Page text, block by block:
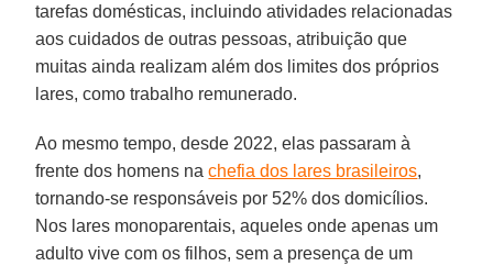
tarefas domésticas, incluindo atividades relacionadas
aos cuidados de outras pessoas, atribuição que
muitas ainda realizam além dos limites dos próprios
lares, como trabalho remunerado.
Ao mesmo tempo, desde 2022, elas passaram à
frente dos homens nachefia dos lares brasileiros,
tornando-se responsáveis por 52% dos domicílios.
Nos lares monoparentais, aqueles onde apenas um
adulto vive com os filhos, sem a presença de um